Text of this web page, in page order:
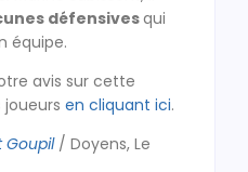
défensivesqui
équipe.
avis sur cette
en cliquant ici.
Goupil/ Doyens, Le